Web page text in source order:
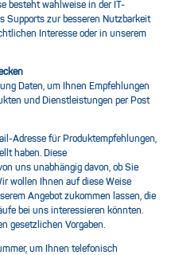
besteht wahlweise in der IT-
Supports zur besseren Nutzbarkeit
Interesse oder in unserem
Daten, um Ihnen Empfehlungen
und Dienstleistungen per Post
Adresse für Produktempfehlungen,
haben. Diese
uns unabhängig davon, ob Sie
wollen Ihnen auf diese Weise
Angebot zukommen lassen, die
bei uns interessieren könnten.
gesetzlichen Vorgaben.
um Ihnen telefonisch